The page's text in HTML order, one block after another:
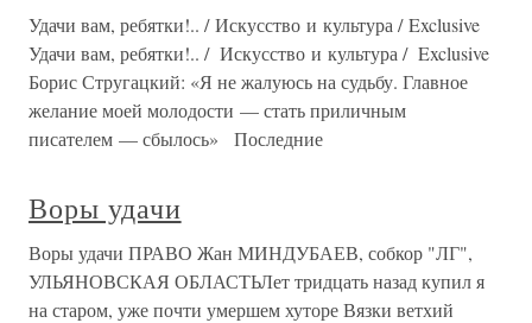
Удачи вам, ребятки!.. / Искусство и культура / Exclusive
Удачи вам, ребятки!.. / Искусство и культура / Exclusive
Борис Стругацкий: «Я не жалуюсь на судьбу. Главное
желание моей молодости — стать приличным
писателем — сбылось» Последние
Воры удачи
Воры удачи ПРАВО Жан МИНДУБАЕВ, собкор "ЛГ",
УЛЬЯНОВСКАЯ ОБЛАСТЬЛет тридцать назад купил я
на старом, уже почти умершем хуторе Вязки ветхий